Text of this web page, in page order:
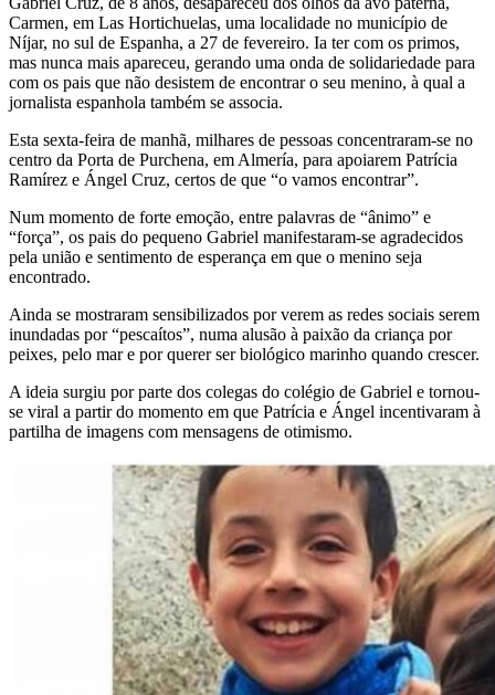
Carmen, em Las Hortichuelas, uma localidade no município de
Níjar, no sul de Espanha, a 27 de fevereiro. Ia ter com os primos,
mas nunca mais apareceu, gerando uma onda de solidariedade para
com os pais que não desistem de encontrar o seu menino, à qual a
jornalista espanhola também se associa.
Esta sexta-feira de manhã, milhares de pessoas concentraram-se no
centro da Porta de Purchena, em Almería, para apoiarem Patrícia
Ramírez e Ángel Cruz, certos de que “o vamos encontrar”.
Num momento de forte emoção, entre palavras de “ânimo” e
“força”, os pais do pequeno Gabriel manifestaram-se agradecidos
pela união e sentimento de esperança em que o menino seja
encontrado.
Ainda se mostraram sensibilizados por verem as redes sociais serem
inundadas por “pescaítos”, numa alusão à paixão da criança por
peixes, pelo mar e por querer ser biológico marinho quando crescer.
A ideia surgiu por parte dos colegas do colégio de Gabriel e tornou-
se viral a partir do momento em que Patrícia e Ángel incentivaram à
partilha de imagens com mensagens de otimismo.